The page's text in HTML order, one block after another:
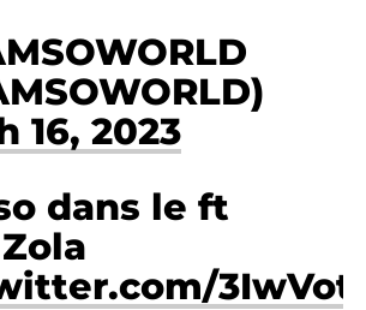
16, 2023
dans le ft